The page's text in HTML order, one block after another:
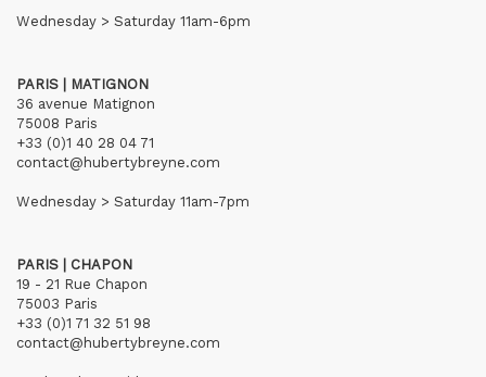
Wednesday > Saturday 11am-6pm
PARIS | MATIGNON
36 avenue Matignon
75008 Paris
+33 (0)1 40 28 04 71
contact@hubertybreyne.com
Wednesday > Saturday 11am-7pm
PARIS | CHAPON
19 - 21 Rue Chapon
75003 Paris
+33 (0)1 71 32 51 98
contact@hubertybreyne.com